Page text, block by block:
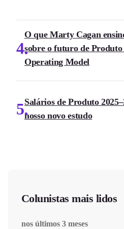
4
O que Marty Cagan
sobre o futuro de
Operating Model
5Salários de Produto
nosso novo estudo
Colunistas mais lidos
nos últimos 3 meses